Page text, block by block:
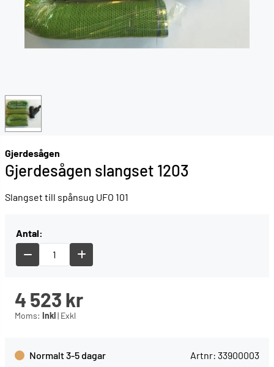
Gjerdesågen
Gjerdesågen slangset 1203
Slangset till spånsug UFO 101
Antal:
4 523 kr
Moms: Inkl| Exkl
Normalt 3-5 dagar Artnr: 33900003